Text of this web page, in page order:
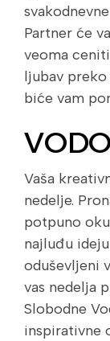
Partner će
veoma
ljubav
biće vam
Vaša
nedelje.
potpuno
najluđu
oduševljeni
vas nedelja
Slobodne
inspirativne